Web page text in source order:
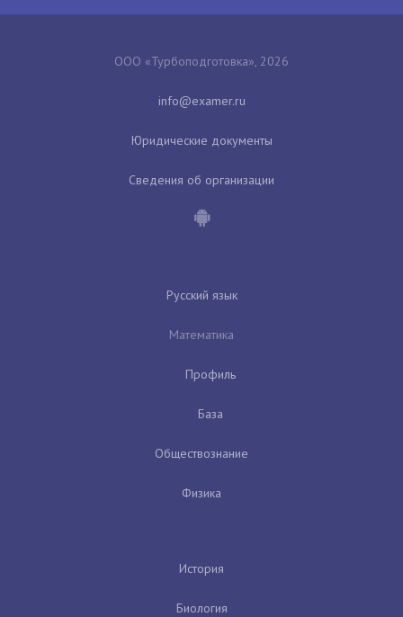
ООО «Турбоподготовка», 2026
Юридические документы
Сведения об организации
Русский язык
Математика
Профиль
База
Обществознание
Физика
История
Биология